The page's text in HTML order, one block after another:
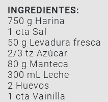
INGREDIENTES:
750 g Harina
1 cta Sal
50 g Levadura fresca
2/3 tz Azúcar
80 g Manteca
300 mL Leche
2 Huevos
1 cta Vainilla